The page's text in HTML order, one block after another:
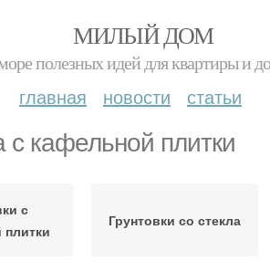
МИЛЫЙ ДОМ
полезных идей для квартиры и
главная новости статьи
с кафельной плитки
с
Грунтовки со стекла